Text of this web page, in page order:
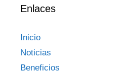
Enlaces
Inicio
Noticias
Beneficios